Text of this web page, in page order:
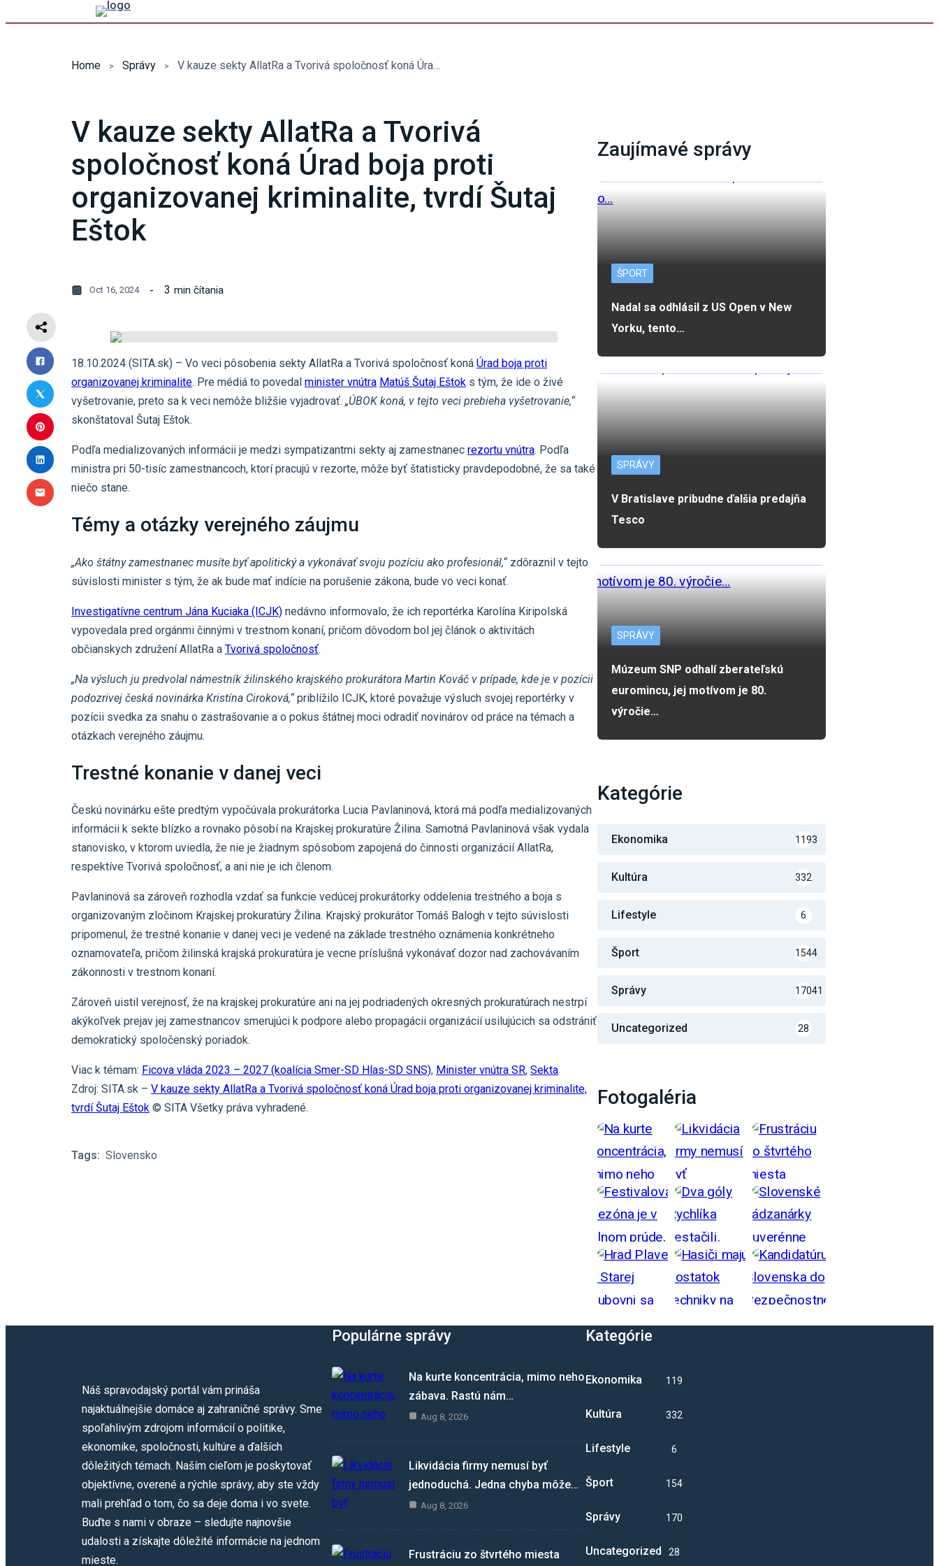
Home Správy V kauze sekty AllatRa a Tvorivá spoločnosť koná Úrad boja proti organizovanej kriminalite, tvrdí Šutaj Eštok
V kauze sekty AllatRa a Tvorivá
spoločnosť koná Úrad boja proti
organizovanej kriminalite, tvrdí Šutaj
Eštok
Oct 16, 2024 3 min čítania
18.10.2024 (SITA.sk) – Vo veci pôsobenia sekty AllatRa a Tvorivá spoločnosť koná Úrad boja proti
organizovanej kriminalite. Pre médiá to povedal minister vnútra Matúš Šutaj Eštok s tým, že ide o živé
vyšetrovanie, preto sa k veci nemôže bližšie vyjadrovať. „ÚBOK koná, v tejto veci prebieha vyšetrovanie,“
skonštatoval Šutaj Eštok.
Podľa medializovaných informácii je medzi sympatizantmi sekty aj zamestnanec rezortu vnútra. Podľa
ministra pri 50-tisíc zamestnancoch, ktorí pracujú v rezorte, môže byť štatisticky pravdepodobné, že sa také
niečo stane.
Témy a otázky verejného záujmu
„Ako štátny zamestnanec musíte byť apolitický a vykonávať svoju pozíciu ako profesionál,“zdôraznil v tejto
súvislosti minister s tým, že ak bude mať indície na porušenie zákona, bude vo veci konať.
Investigatívne centrum Jána Kuciaka (ICJK) nedávno informovalo, že ich reportérka Karolína Kiripolská
vypovedala pred orgánmi činnými v trestnom konaní, pričom dôvodom bol jej článok o aktivitách
občianskych združení AllatRa a Tvorivá spoločnosť.
„Na výsluch ju predvolal námestník žilinského krajského prokurátora Martin Kováč v prípade, kde je v pozícii
podozrivej česká novinárka Kristína Ciroková,“priblížilo ICJK, ktoré považuje výsluch svojej reportérky v
pozícii svedka za snahu o zastrašovanie a o pokus štátnej moci odradiť novinárov od práce na témach a
otázkach verejného záujmu.
Trestné konanie v danej veci
Českú novinárku ešte predtým vypočúvala prokurátorka Lucia Pavlaninová, ktorá má podľa medializovaných
informácii k sekte blízko a rovnako pôsobí na Krajskej prokuratúre Žilina. Samotná Pavlaninová však vydala
stanovisko, v ktorom uviedla, že nie je žiadnym spôsobom zapojená do činnosti organizácií AllatRa,
respektíve Tvorivá spoločnosť, a ani nie je ich členom.
Pavlaninová sa zároveň rozhodla vzdať sa funkcie vedúcej prokurátorky oddelenia trestného a boja s
organizovaným zločinom Krajskej prokuratúry Žilina. Krajský prokurátor Tomáš Balogh v tejto súvislosti
pripomenul, že trestné konanie v danej veci je vedené na základe trestného oznámenia konkrétneho
oznamovateľa, pričom žilinská krajská prokuratúra je vecne príslušná vykonávať dozor nad zachovávaním
zákonnosti v trestnom konaní.
Zároveň uistil verejnosť, že na krajskej prokuratúre ani na jej podriadených okresných prokuratúrach nestrpí
akýkoľvek prejav jej zamestnancov smerujúci k podpore alebo propagácii organizácií usilujúcich sa odstrániť
demokratický spoločenský poriadok.
Viac k témam: Ficova vláda 2023 – 2027 (koalícia Smer-SD Hlas-SD SNS), Minister vnútra SR, Sekta
Zdroj: SITA.sk – V kauze sekty AllatRa a Tvorivá spoločnosť koná Úrad boja proti organizovanej kriminalite,
tvrdí Šutaj Eštok © SITA Všetky práva vyhradené.
Tags: Slovensko
Zaujímavé správy
ŠPORT
Nadal sa odhlásil z US Open v New
Yorku, tento…
SPRÁVY
V Bratislave pribudne ďalšia predajňa
Tesco
SPRÁVY
Múzeum SNP odhalí zberateľskú
euromincu, jej motívom je 80.
výročie…
Kategórie
Ekonomika 1193
Kultúra 332
Lifestyle 6
Šport 1544
Správy 17041
Uncategorized 28
Fotogaléria
Náš spravodajský portál vám prináša
najaktuálnejšie domáce aj zahraničné správy. Sme
spoľahlivým zdrojom informácií o politike,
ekonomike, spoločnosti, kultúre a ďalších
dôležitých témach. Naším cieľom je poskytovať
objektívne, overené a rýchle správy, aby ste vždy
mali prehľad o tom, čo sa deje doma i vo svete.
Buďte s nami v obraze – sledujte najnovšie
udalosti a získajte dôležité informácie na jednom
mieste.
Populárne správy
Na kurte koncentrácia, mimo neho
zábava. Rastú nám…
Aug 8, 2026
Likvidácia firmy nemusí byť
jednoduchá. Jedna chyba môže…
Aug 8, 2026
Frustráciu zo štvrtého miesta
Kategórie
Ekonomika 1193
Kultúra 332
Lifestyle 6
Šport 1544
Správy 17041
Uncategorized 28